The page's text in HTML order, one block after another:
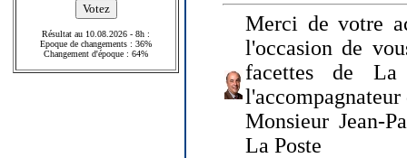
Résultat au 10.08.2026 - 8h :
Epoque de changements : 36%
Changement d'époque : 64%
Merci de votre
l'occasion de
facettes de
Monsieur Jean-
La Poste